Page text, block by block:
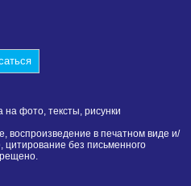
фото, тексты, рисунки
воспроизведение в печатном виде и/
без письменного